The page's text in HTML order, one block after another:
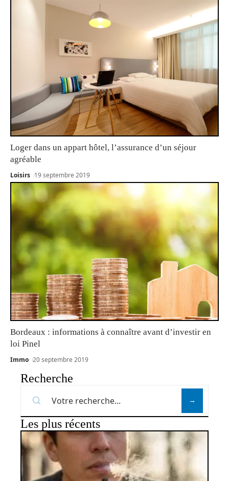
Loger dans un appart hôtel, l’assurance d’un séjour
agréable
Loisirs 19 septembre 2019
Bordeaux : informations à connaître avant d’investir en
loi Pinel
Immo 20 septembre 2019
Recherche
Les plus récents